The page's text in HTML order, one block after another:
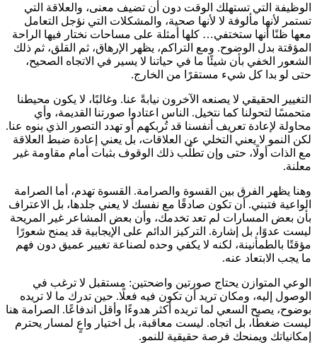
الوظيفة التي تستهلك الوقت دون أن تضيف معنى، والعلاقة التي
تستمر لأنها مألوفة لا لأنها صحية، والمشكلات التي نؤجل التعامل
معها ظنًا أنها ستختفي… كلها أمثلة على مساحات نختار فيها الراحة
المؤقتة بدل الوضوح. ومع التراكم، يظهر الإرهاق، ثم القلق، ثم ذلك
الشعور الخفي بأن شيئًا ما في حياتنا لا يسير في الاتجاه الصحيح،
حتى لو بدا كل شيء مستقرًا من الخارج.
التغيير الحقيقي لا يصنعه الآخرون نيابةً عنا. وغالبًا، لا يكون محيطنا
متحمسًا لتحولنا كما نتخيل. الناس اعتادوا صورتنا القديمة، وأي
محاولة لإعادة تعريف أنفسنا قد تُربكهم أو تهدد التصور الذي بنوه عنا.
لكن النمو لا يعني التخلي عن العلاقات، بل يعني إعادة ضبط العلاقة
مع الذات أولًا، حتى وإن تطلّب ذلك الوقوف بثبات أمام مقاومة غير
معلنة.
وهنا يظهر الفرق بين القسوة والصرامة. القسوة تهدم، أما الصرامة
الواعية فتبني. أن تكون صادقًا مع نفسك لا يعني جلدها، بل الاعتراف
بأن بعض المسارات لم تعد تخدمك، وأن بعض المشاعر غير المريحة
ليست عدوًا، بل إشارة. التركيز الدائم على الإيجابية قد يمنح شعورًا
مؤقتًا بالطمأنينة، لكنه لا يكفي وحده لصناعة تغيير عميق دون فهم
ما يجب الابتعاد عنه.
الوعي المتوازن يحتاج صورتين واضحتين: مستقبل لا ترغب في
الوصول إليه، ومكان تريد أن تكون فيه فعلًا. حين تدرك ما لا تريده
بوضوح، يصبح السعي لما تريده أكثر هدوءًا وأقل اندفاعًا. الصرامة هنا
ليست ضغطًا، بل اتجاه. ليست معاقبة، بل اختيار واعٍ لمسار يحترم
إمكانياتك ويمنحك فرصة حقيقية للنمو.